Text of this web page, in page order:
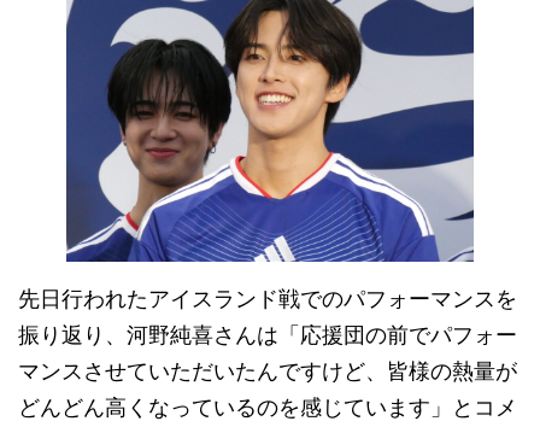
先日行われたアイスランド戦でのパフォーマンスを
振り返り、河野純喜さんは「応援団の前でパフォー
マンスさせていただいたんですけど、皆様の熱量が
どんどん高くなっているのを感じています」とコメ